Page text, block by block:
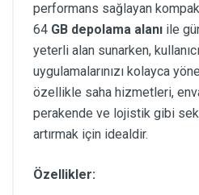
performans sağlayan
64 GB depolama alanı ile
yeterli alan sunarken,
uygulamalarınızı kolayca
özellikle saha hizmetleri,
perakende ve lojistik gibi
artırmak için idealdir.
Özellikler: